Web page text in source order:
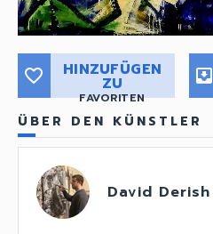
favorite_border HINZUFÜGEN
ZU
FAVORITEN
move_to_inbox
ÜBER DEN KÜNSTLER
David Derish